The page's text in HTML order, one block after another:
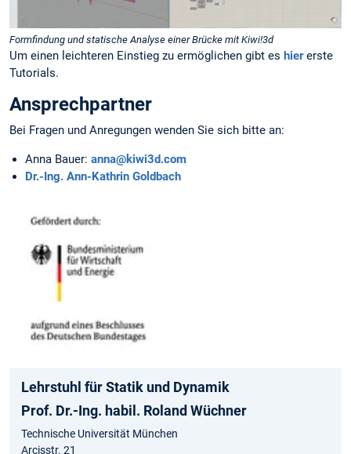
Formfindung und statische Analyse einer Brücke mit Kiwi!3d
Um einen leichteren Einstieg zu ermöglichen gibt es hiererste
Tutorials.
Ansprechpartner
Bei Fragen und Anregungen wenden Sie sich bitte an:
Anna Bauer: anna@kiwi3d.com
Dr.-Ing. Ann-Kathrin Goldbach
Lehrstuhl für Statik und Dynamik
Prof. Dr.-Ing. habil. Roland Wüchner
Technische Universität München
Arcisstr. 21